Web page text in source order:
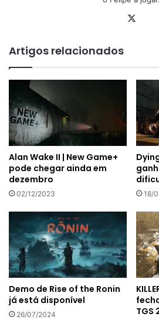
Artigos relacionados
Alan Wake II | New Game+
pode chegar ainda em
dezembro
02/12/2023 18/
Demo de Rise of the Ronin
já está disponível
26/07/2024
TGS